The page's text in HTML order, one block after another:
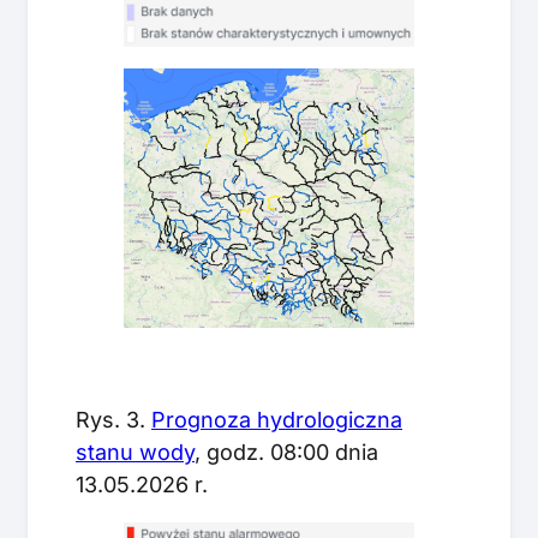
Rys. 3. Prognoza hydrologiczna
stanu wody, godz. 08:00 dnia
13.05.2026 r.